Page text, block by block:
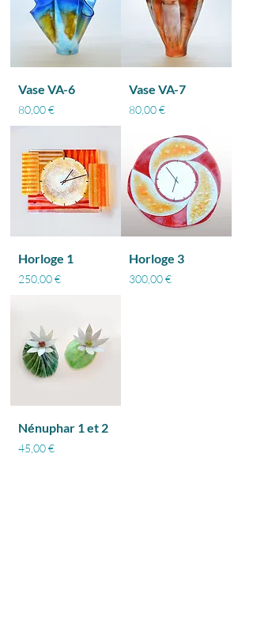
Vase VA-6
Prix
80,00 €
Vase VA-7
Prix
80,00 €
Horloge 1
Prix
250,00 €
Horloge 3
Prix
300,00 €
Nénuphar 1 et 2
Prix
45,00 €